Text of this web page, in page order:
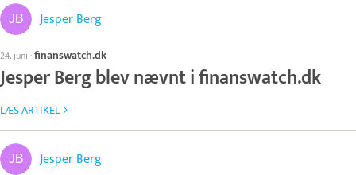
Jesper Berg
24. juni ·finanswatch.dk
Jesper Berg blev nævnt i finanswatch.dk
LÆS ARTIKEL
Jesper Berg